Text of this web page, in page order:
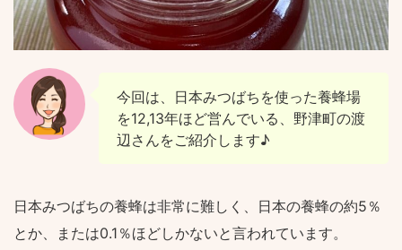
今回は、日本みつばちを使った養蜂場
を12,13年ほど営んでいる、野津町の渡
辺さんをご紹介します♪
日本みつばちの養蜂は非常に難しく、日本の養蜂の約5％
とか、または0.1％ほどしかないと言われています。